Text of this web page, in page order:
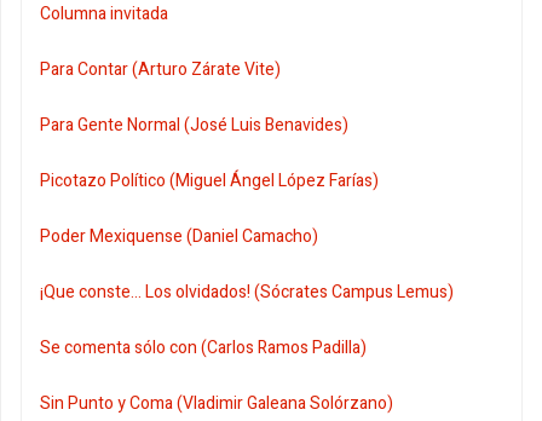
Columna invitada
Para Contar (Arturo Zárate Vite)
Para Gente Normal (José Luis Benavides)
Picotazo Político (Miguel Ángel López Farías)
Poder Mexiquense (Daniel Camacho)
¡Que conste... Los olvidados! (Sócrates Campus Lemus)
Se comenta sólo con (Carlos Ramos Padilla)
Sin Punto y Coma (Vladimir Galeana Solórzano)